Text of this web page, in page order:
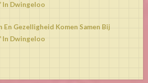
In Dwingeloo
En Gezelligheid Komen Samen Bij
In Dwingeloo